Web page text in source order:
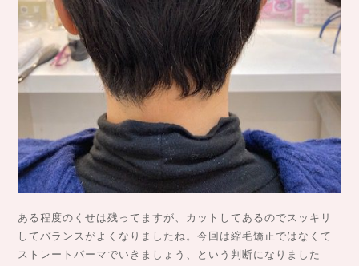
ある程度のくせは残ってますが、カットしてあるのでスッキリ
してバランスがよくなりましたね。今回は縮毛矯正ではなくて
ストレートパーマでいきましょう、という判断になりました